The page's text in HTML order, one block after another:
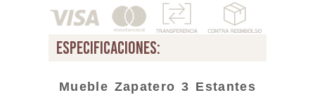
especificaciones:
Mueble Zapatero 3 Estantes